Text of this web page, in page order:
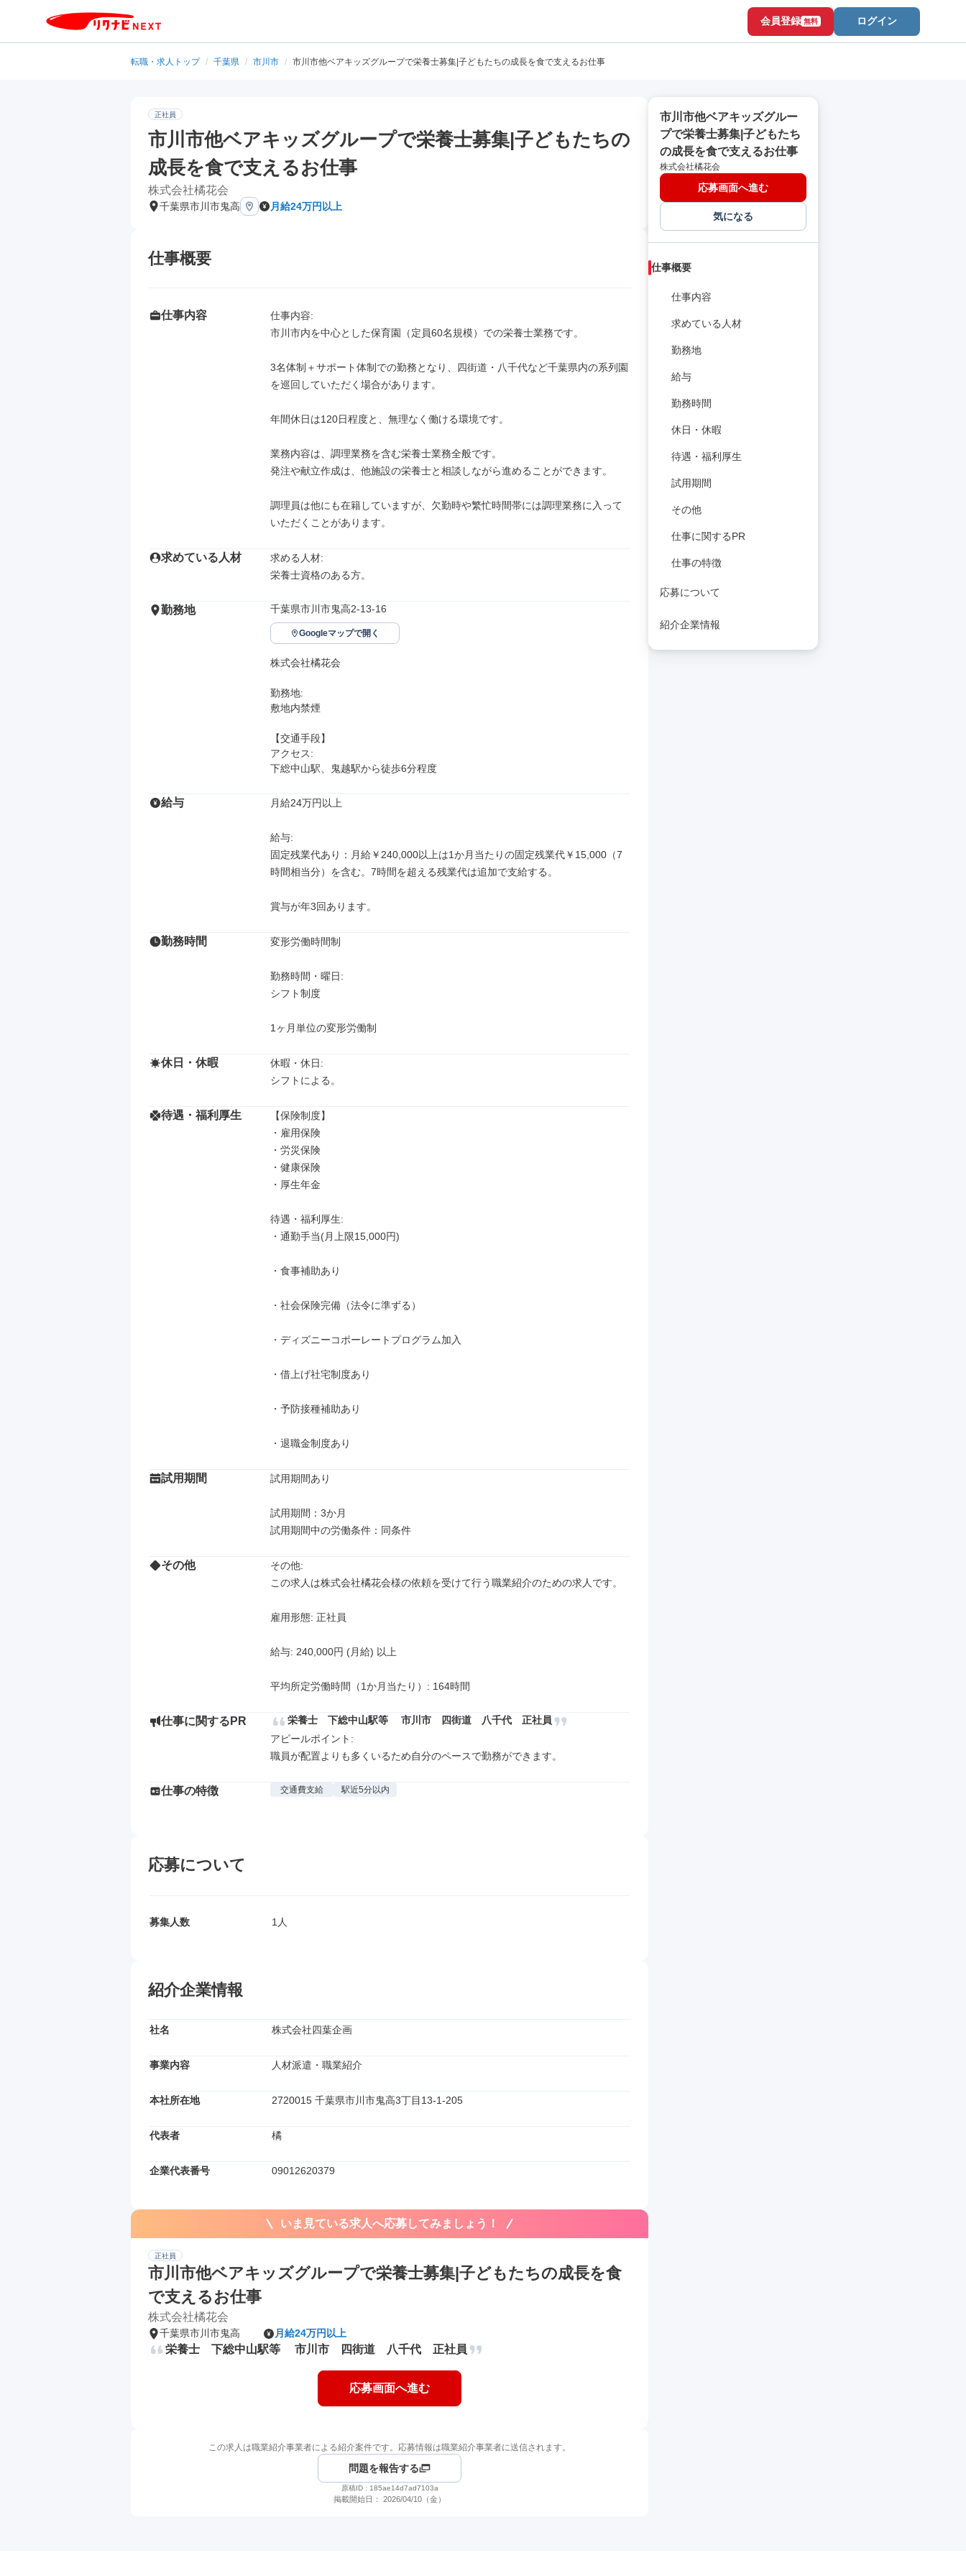
会員登録 無料 ログイン
転職・求人トップ / 千葉県 / 市川市 / 市川市他ベアキッズグループで栄養士募集|子どもたちの成長を食で支えるお仕事
正社員
市川市他ベアキッズグループで栄養士募集|子どもたちの
成長を食で支えるお仕事
株式会社橘花会
千葉県市川市鬼高 月給24万円以上
仕事概要
仕事内容
仕事内容:
市川市内を中心とした保育園（定員60名規模）での栄養士業務です。
3名体制＋サポート体制での勤務となり、四街道・八千代など千葉県内の系列園
を巡回していただく場合があります。
年間休日は120日程度と、無理なく働ける環境です。
業務内容は、調理業務を含む栄養士業務全般です。
発注や献立作成は、他施設の栄養士と相談しながら進めることができます。
調理員は他にも在籍していますが、欠勤時や繁忙時間帯には調理業務に入って
いただくことがあります。
求めている人材
求める人材:
栄養士資格のある方。
勤務地 千葉県市川市鬼高2-13-16
Googleマップで開く
株式会社橘花会
勤務地:
敷地内禁煙
【交通手段】
アクセス:
下総中山駅、鬼越駅から徒歩6分程度
給与 月給24万円以上
給与:
固定残業代あり：月給￥240,000以上は1か月当たりの固定残業代￥15,000（7
時間相当分）を含む。7時間を超える残業代は追加で支給する。
賞与が年3回あります。
勤務時間 変形労働時間制
勤務時間・曜日:
シフト制度
1ヶ月単位の変形労働制
休日・休暇
休暇・休日:
シフトによる。
待遇・福利厚生
【保険制度】
・雇用保険
・労災保険
・健康保険
・厚生年金
待遇・福利厚生:
・通勤手当(月上限15,000円)
・食事補助あり
・社会保険完備（法令に準ずる）
・ディズニーコポーレートプログラム加入
・借上げ社宅制度あり
・予防接種補助あり
・退職金制度あり
試用期間 試用期間あり
試用期間：3か月
試用期間中の労働条件：同条件
その他
その他:
この求人は株式会社橘花会様の依頼を受けて行う職業紹介のための求人です。
雇用形態: 正社員
給与: 240,000円 (月給) 以上
平均所定労働時間（1か月当たり）: 164時間
仕事に関するPR
栄養士　下総中山駅等 　市川市　四街道　八千代　正社員
アピールポイント:
職員が配置よりも多くいるため自分のペースで勤務ができます。
仕事の特徴 交通費支給 駅近5分以内
応募について
募集人数 1人
紹介企業情報
社名 株式会社四葉企画
事業内容 人材派遣・職業紹介
本社所在地 2720015 千葉県市川市鬼高3丁目13-1-205
代表者 橘
企業代表番号 09012620379
いま見ている求人へ応募してみましょう！
正社員
市川市他ベアキッズグループで栄養士募集|子どもたちの成長を食
で支えるお仕事
株式会社橘花会
千葉県市川市鬼高 月給24万円以上
栄養士 下総中山駅等 市川市 四街道 八千代 正社員
応募画面へ進む
この求人は職業紹介事業者による紹介案件です。応募情報は職業紹介事業者に送信されます。
問題を報告する
原稿ID : 185ae14d7ad7103a
掲載開始日： 2026/04/10（金）
市川市他ベアキッズグルー
プで栄養士募集|子どもたち
の成長を食で支えるお仕事
株式会社橘花会
応募画面へ進む
気になる
仕事概要
仕事内容
求めている人材
勤務地
給与
勤務時間
休日・休暇
待遇・福利厚生
試用期間
その他
仕事に関するPR
仕事の特徴
応募について
紹介企業情報